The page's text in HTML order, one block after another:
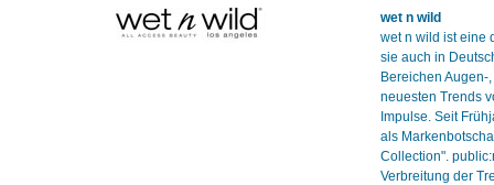
wet n wild
wet n wild ist eine
sie auch in
Bereichen
neuesten Trends
Impulse. Seit
als
Collection".
Verbreitung der